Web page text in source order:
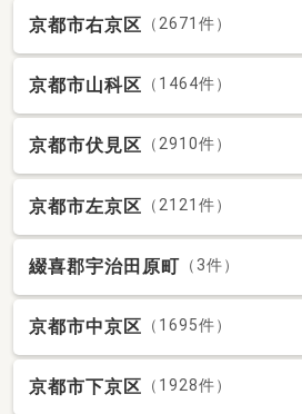
京都市右京区 （2671件）
京都市山科区 （1464件）
京都市伏見区 （2910件）
京都市左京区 （2121件）
綴喜郡宇治田原町 （3件）
京都市中京区 （1695件）
京都市下京区 （1928件）